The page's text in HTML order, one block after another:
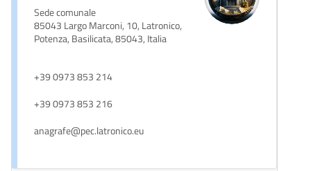
Sede comunale
85043 Largo Marconi, 10, Latronico,
Potenza, Basilicata, 85043, Italia
+39 0973 853 214
+39 0973 853 216
anagrafe@pec.latronico.eu